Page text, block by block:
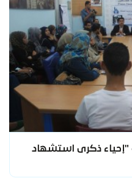
"إحياء ذكرى استشهاد